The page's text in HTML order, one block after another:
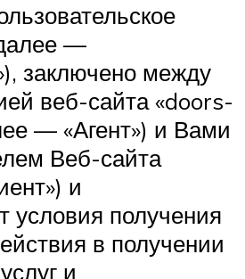
—
заключено между
веб-сайта «doors-
— «Агент») и Вами
Веб-сайта
и
условия получения
в получении
и